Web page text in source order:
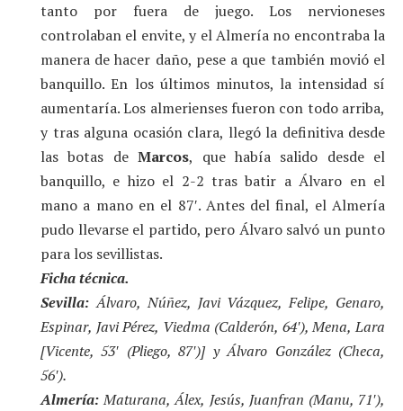
tanto por fuera de juego. Los nervioneses
controlaban el envite, y el Almería no encontraba la
manera de hacer daño, pese a que también movió el
banquillo. En los últimos minutos, la intensidad sí
aumentaría. Los almerienses fueron con todo arriba,
y tras alguna ocasión clara, llegó la definitiva desde
las botas deMarcos, que había salido desde el
banquillo, e hizo el 2-2 tras batir a Álvaro en el
mano a mano en el 87′. Antes del final, el Almería
pudo llevarse el partido, pero Álvaro salvó un punto
para los sevillistas.
Ficha técnica.
Sevilla: Álvaro, Núñez, Javi Vázquez, Felipe, Genaro,
Espinar, Javi Pérez, Viedma (Calderón, 64′), Mena, Lara
[Vicente, 53′ (Pliego, 87′)] y Álvaro González (Checa,
56′).
Almería:Maturana, Álex, Jesús, Juanfran (Manu, 71′),